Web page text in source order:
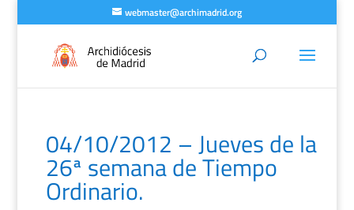
webmaster@archimadrid.org
04/10/2012 – Jueves de la
26ª semana de Tiempo
Ordinario.